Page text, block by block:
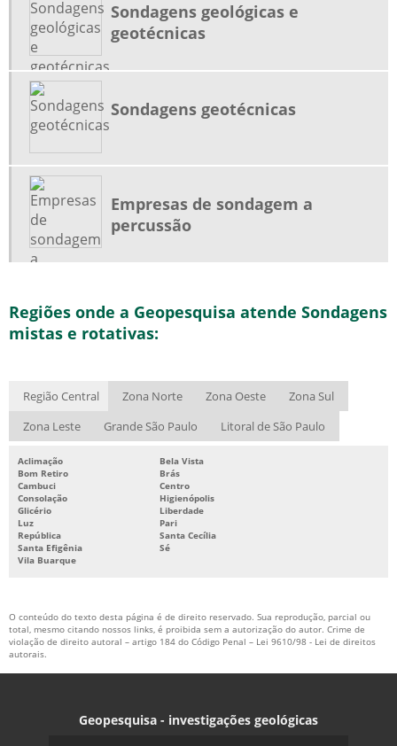
Sondagens geológicas e
geotécnicas
Sondagens geotécnicas
Empresas de sondagem a
percussão
Regiões onde a Geopesquisa atende Sondagens
mistas e rotativas:
Região Central Zona Norte Zona Oeste
Zona Sul
Zona Leste
Grande São Paulo Litoral de São Paulo
Aclimação
Bela Vista
Bom Retiro
Brás
Cambuci
Centro
Consolação
Higienópolis
Glicério
Liberdade
Luz
Pari
República
Santa Cecília
Santa Efigênia
Sé
Vila Buarque
O conteúdo do texto desta página é de direito reservado. Sua reprodução, parcial ou
total, mesmo citando nossos links, é proibida sem a autorização do autor. Crime de
violação de direito autoral – artigo 184 do Código Penal – Lei 9610/98 - Lei de direitos
autorais.
Geopesquisa - investigações geológicas